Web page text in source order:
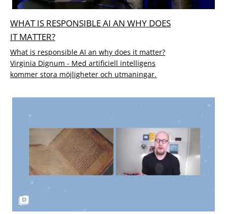
WHAT IS RESPONSIBLE AI AN WHY DOES
IT MATTER?
What is responsible AI an why does it matter?
Virginia Dignum - Med artificiell intelligens
kommer stora möjligheter och utmaningar.